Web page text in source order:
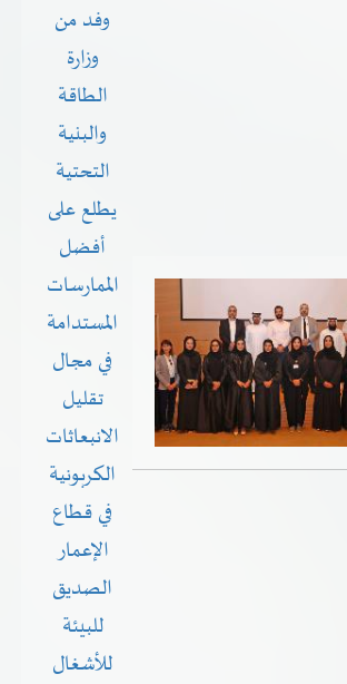
وفد من
وزارة
الطاقة
والبنية
التحتية
يطلع على
أفضل
الممارسات
المستدامة
في مجال
تقليل
الانبعاثات
الكربونية
في قطاع
الإعمار
الصديق
للبيئة
للأشغال